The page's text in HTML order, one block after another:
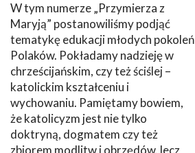
W tym numerze „Przymierza z
Maryją” postanowiliśmy podjąć
tematykę edukacji młodych pokoleń
Polaków. Pokładamy nadzieję w
chrześcijańskim, czy też ściślej –
katolickim kształceniu i
wychowaniu. Pamiętamy bowiem,
że katolicyzm jest nie tylko
doktryną, dogmatem czy też
zbiorem modlitw i obrzędów, lecz